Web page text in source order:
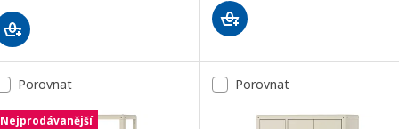
Porovnat
Nejprodávanější
Porovnat